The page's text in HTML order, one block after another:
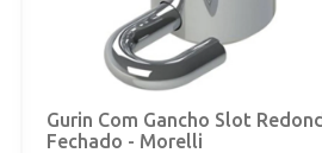
Gurin Com Gancho Slot
Fechado - Morelli